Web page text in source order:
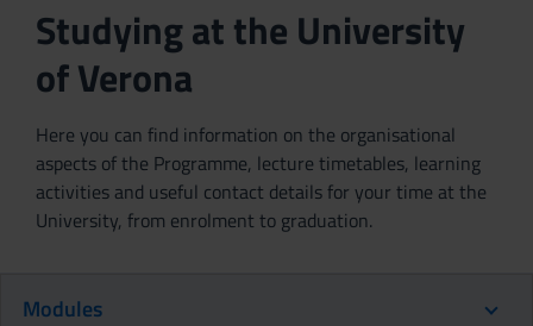
Studying at the University
of Verona
Here you can find information on the organisational
aspects of the Programme, lecture timetables, learning
activities and useful contact details for your time at the
University, from enrolment to graduation.
Modules